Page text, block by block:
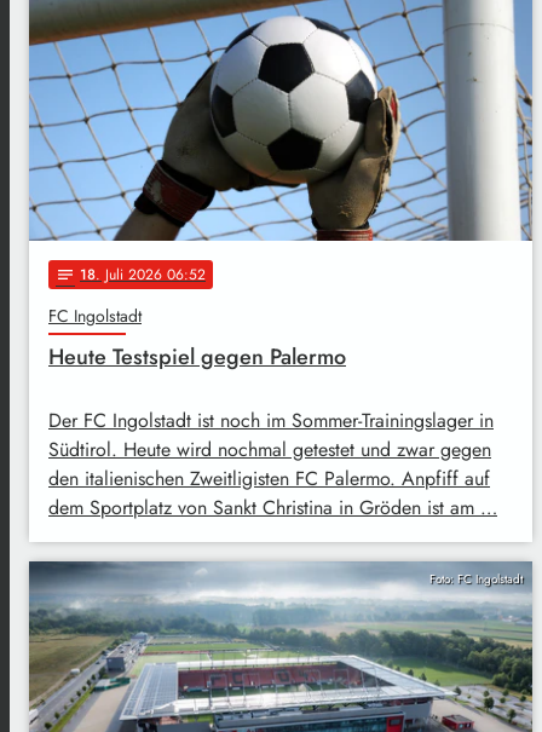
notes 18. Juli 2026 06:52
FC Ingolstadt
Heute Testspiel gegen Palermo
Der FC Ingolstadt ist noch im Sommer-Trainingslager in
Südtirol. Heute wird nochmal getestet und zwar gegen
den italienischen Zweitligisten FC Palermo. Anpfiff auf
dem Sportplatz von Sankt Christina in Gröden ist am …
Foto: FC Ingolstadt